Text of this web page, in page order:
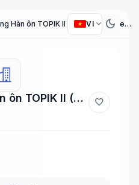
Giáo viên Tiếng Hàn ôn TOPIK II (Korean Teacher for TOPIK II Preparation)
VI expand_more dark_mode
Giáo viên Tiếng Hàn ôn TOPIK II (Korean Teacher for TOPIK II Preparation) favorite